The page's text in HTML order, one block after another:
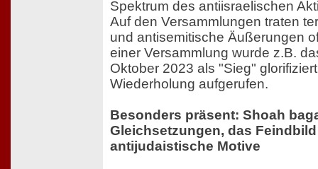
Spektrum des antiisraelischen
Auf den Versammlungen traten
und antisemitische Äußerungen
einer Versammlung wurde z.B.
Oktober 2023 als "Sieg"
Wiederholung aufgerufen.
Besonders präsent: Shoah
Gleichsetzungen, das
antijudaistische Motive